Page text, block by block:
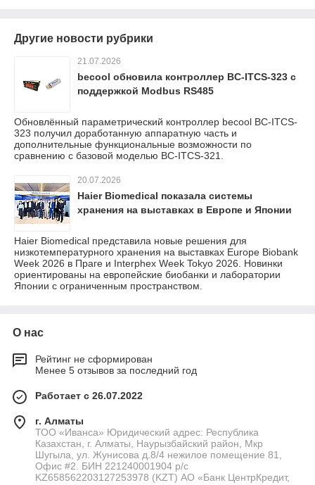
Другие новости рубрики
21.07.2026
becool обновила контроллер BC-ITCS-323 с
поддержкой Modbus RS485
Обновлённый параметрический контроллер becool BC-ITCS-
323 получил доработанную аппаратную часть и
дополнительные функциональные возможности по
сравнению с базовой моделью BC-ITCS-321.
20.07.2026
Haier Biomedical показала системы
хранения на выставках в Европе и Японии
Haier Biomedical представила новые решения для
низкотемпературного хранения на выставках Europe Biobank
Week 2026 в Праге и Interphex Week Tokyo 2026. Новинки
ориентированы на европейские биобанки и лаборатории
Японии с ограниченным пространством.
О нас
Рейтинг не сформирован
Менее 5 отзывов за последний год
Работает с 26.07.2022
г. Алматы
ТОО «Иванса» Юридический адрес: Республика
Казахстан, г. Алматы, Наурызбайский район, Мкр
Шугыла, ул. Жунисова д.8/4 нежилое помещение 81,
Офис #2. БИН 221240001904 р/с
KZ658562203127253978 (KZT) АО «Банк ЦентрКредит,